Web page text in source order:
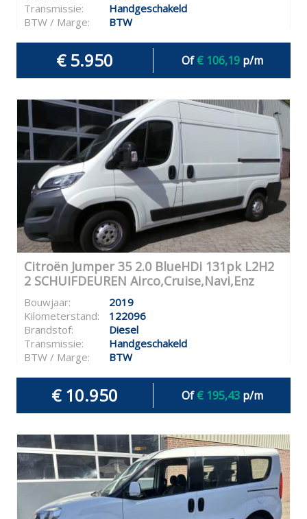
Transmissie:
Handgeschakeld
BTW / Marge:
BTW
€ 5.950 Of€ 106,19p/m
Citroën Jumper 35 2.0 BlueHDi 131pk L2H2
2 SCHUIFDEUREN Airco,Cruise,Navi,Enz
Bouwjaar:
2019
Kilometerstand:
122096
Brandstof:
Diesel
Transmissie:
Handgeschakeld
BTW / Marge:
BTW
€ 10.950 Of€ 195,43p/m